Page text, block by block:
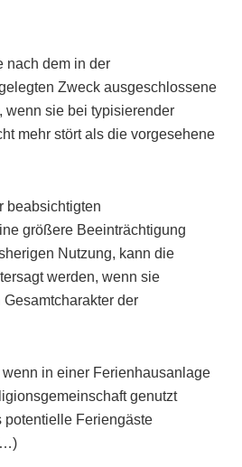
nach dem in der
Zweck ausgeschlossene
wenn sie bei typisierender
mehr stört als die vorgesehene
beabsichtigten
größere Beeinträchtigung
Nutzung, kann die
werden, wenn sie
der
in einer Ferienhausanlage
genutzt
potentielle Feriengäste